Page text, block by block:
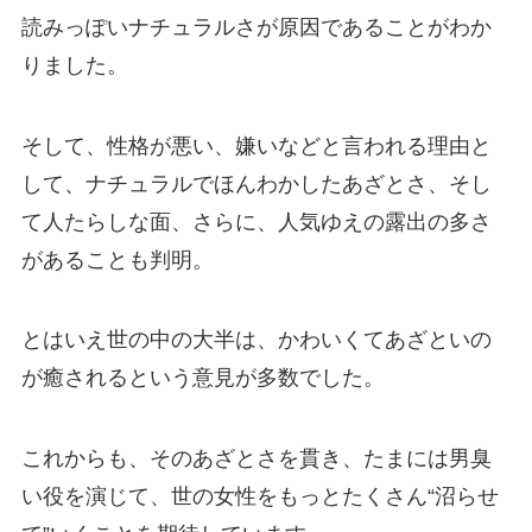
読みっぽいナチュラルさが原因であることがわか
りました。
そして、性格が悪い、嫌いなどと言われる理由と
して、ナチュラルでほんわかしたあざとさ、そし
て人たらしな面、さらに、人気ゆえの露出の多さ
があることも判明。
とはいえ世の中の大半は、かわいくてあざといの
が癒されるという意見が多数でした。
これからも、そのあざとさを貫き、たまには男臭
い役を演じて、世の女性をもっとたくさん“沼らせ